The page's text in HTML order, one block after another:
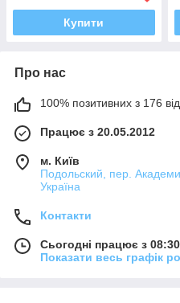
Купити
Про нас
100% позитивних з 176
Працює з 20.05.2012
м. Київ
Подольский, пер.
Україна
Контакти
Сьогодні працює з
Показати весь графік